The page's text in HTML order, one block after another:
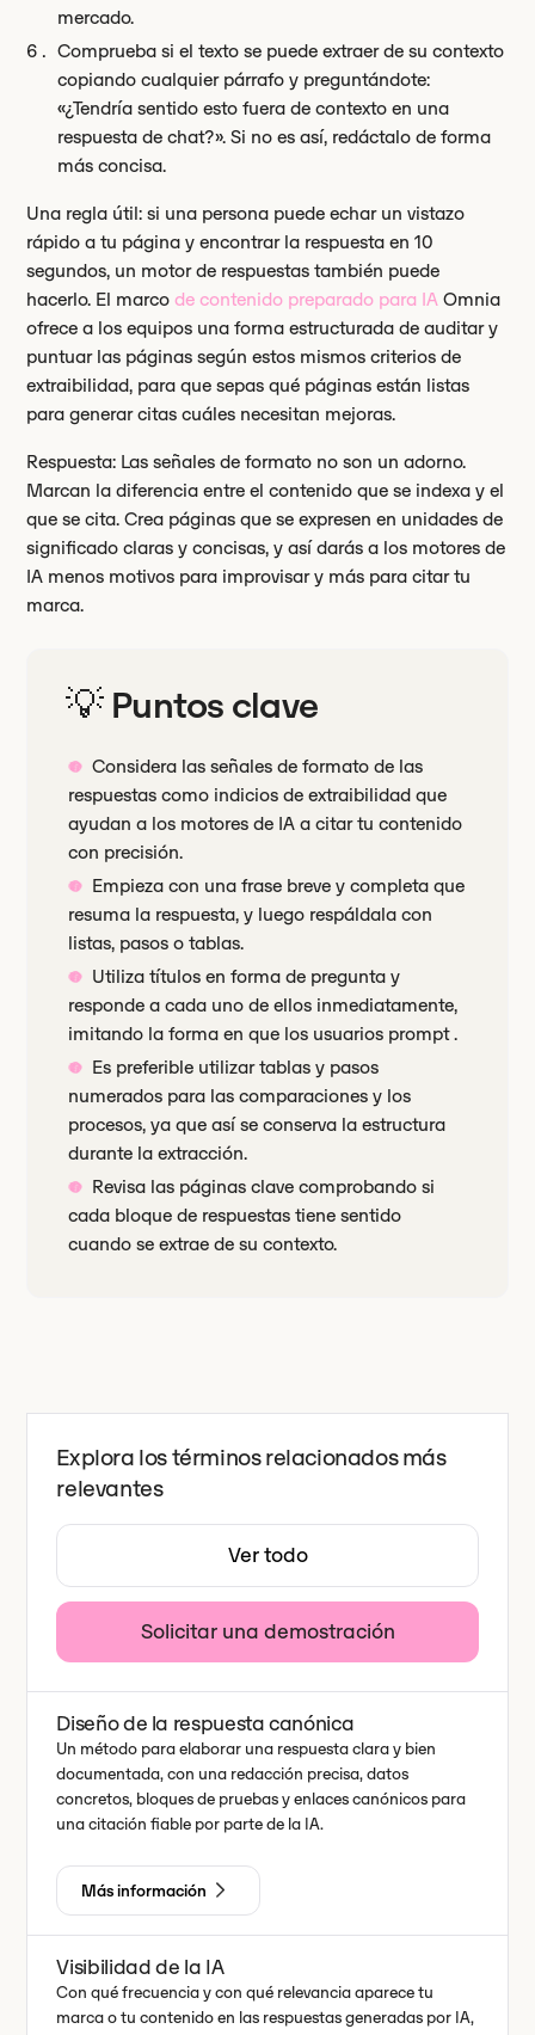
mercado.
Comprueba si el texto se puede extraer de su contexto
copiando cualquier párrafo y preguntándote:
«¿Tendría sentido esto fuera de contexto en una
respuesta de chat?». Si no es así, redáctalo de forma
más concisa.
Una regla útil: si una persona puede echar un vistazo
rápido a tu página y encontrar la respuesta en 10
segundos, un motor de respuestas también puede
hacerlo. El marcode contenido preparado para IA Omnia
ofrece a los equipos una forma estructurada de auditar y
puntuar las páginas según estos mismos criterios de
extraibilidad, para que sepas qué páginas están listas
para generar citas cuáles necesitan mejoras.
Respuesta: Las señales de formato no son un adorno.
Marcan la diferencia entre el contenido que se indexa y el
que se cita. Crea páginas que se expresen en unidades de
significado claras y concisas, y así darás a los motores de
IA menos motivos para improvisar y más para citar tu
marca.
💡 Puntos clave
Considera las señales de formato de las
respuestas como indicios de extraibilidad que
ayudan a los motores de IA a citar tu contenido
con precisión.
Empieza con una frase breve y completa que
resuma la respuesta, y luego respáldala con
listas, pasos o tablas.
Utiliza títulos en forma de pregunta y
responde a cada uno de ellos inmediatamente,
imitando la forma en que los usuarios prompt .
Es preferible utilizar tablas y pasos
numerados para las comparaciones y los
procesos, ya que así se conserva la estructura
durante la extracción.
Revisa las páginas clave comprobando si
cada bloque de respuestas tiene sentido
cuando se extrae de su contexto.
Explora los términos relacionados más
relevantes
Ver todo
Solicitar una demostración
Diseño de la respuesta canónica
Un método para elaborar una respuesta clara y bien
documentada, con una redacción precisa, datos
concretos, bloques de pruebas y enlaces canónicos para
una citación fiable por parte de la IA.
Más información
Visibilidad de la IA
Con qué frecuencia y con qué relevancia aparece tu
marca o tu contenido en las respuestas generadas por IA,